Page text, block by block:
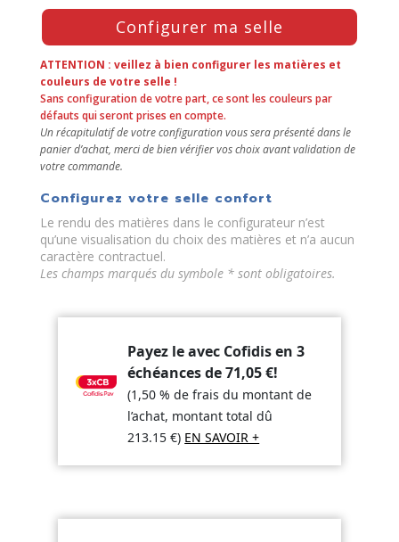
Press
the
Configure
button
to
enter
the
product
configurator
(next
element)
Configurer ma selle
ATTENTION : veillez à bien configurer les matières et
couleurs de votre selle !
Sans configuration de votre part, ce sont les couleurs par
défauts qui seront prises en compte.
Un récapitulatif de votre configuration vous sera présenté dans le
panier d’achat, merci de bien vérifier vos choix avant validation de
votre commande.
Configurez votre selle confort
Le rendu des matières dans le configurateur n’est
qu’une visualisation du choix des matières et n’a aucun
caractère contractuel.
Les champs marqués du symbole * sont obligatoires.
Payez le avec Cofidis en 3
échéances de71,05€!
(1,50 % de frais du montant de
l’achat, montant total dû
213.15€) EN SAVOIR +